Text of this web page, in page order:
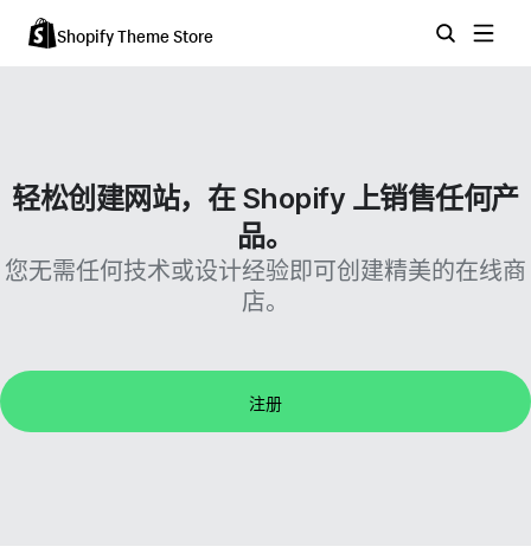
Shopify Theme Store
轻松创建网站，在 Shopify 上销售任何产
品。
您无需任何技术或设计经验即可创建精美的在线商
店。
注册